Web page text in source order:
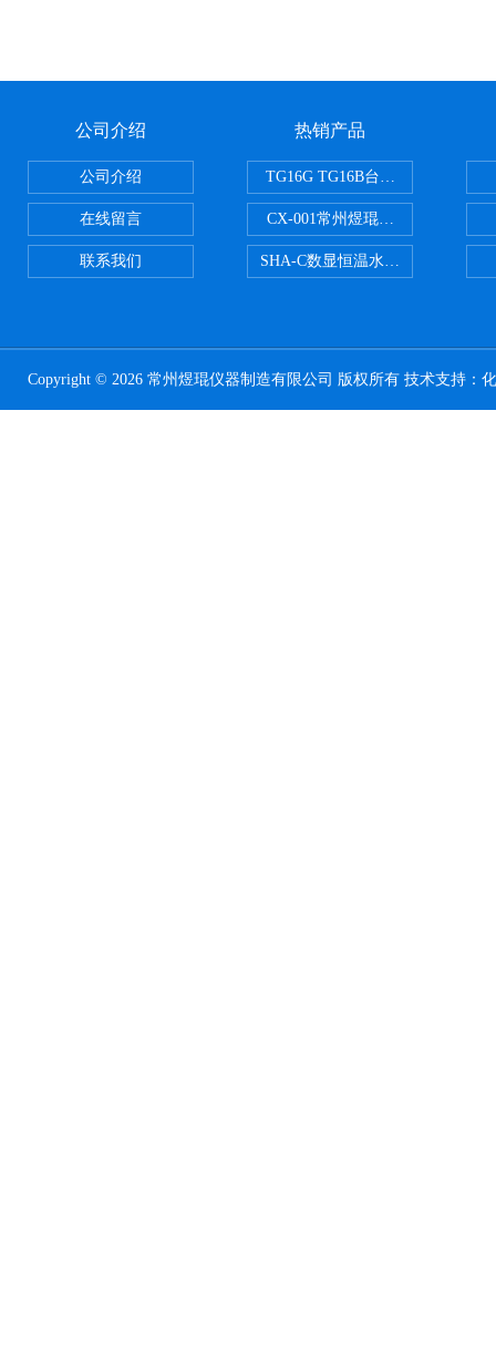
公司介绍
公司介绍
在线留言
联系我们
热销产品
TG16G TG16B台式高速离心机
CX-001常州煜琨电热铝块加热器
SHA-C数显恒温水浴振荡器往复
Copyright © 2026 常州煜琨仪器制造有限公司 版权所有 技术支持：